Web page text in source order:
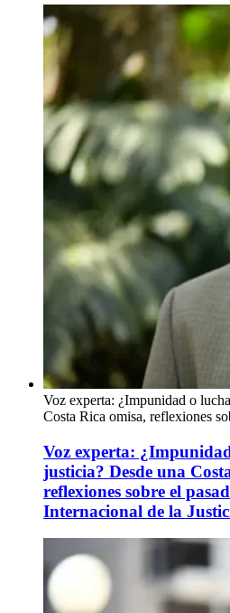
Voz experta: ¿Impunidad o
Costa Rica omisa, reflexiones
Voz experta:
justicia? Desde una
reflexiones sobre el
Internacional de la